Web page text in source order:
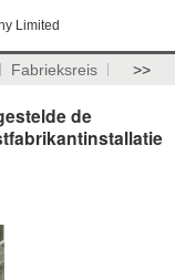
Limited
Fabrieksreis >>
de